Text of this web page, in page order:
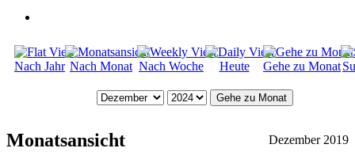
Nach Jahr Nach Monat Nach Woche Heute Gehe zu Monat
Gehe zu Monat
Monatsansicht Dezember 2019